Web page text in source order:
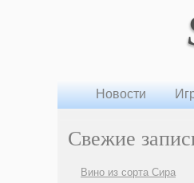
Новости
Свежие
Вино из сорта Сира